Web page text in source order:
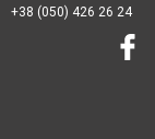
+38 (050) 426 26 24